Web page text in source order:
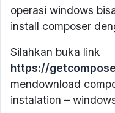
operasi windows
install composer
Silahkan buka link
https://
mendownload
instalation –